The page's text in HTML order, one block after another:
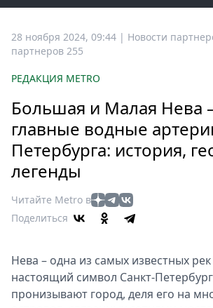
Все
новости
Петербург
Мир
Здоровье
Еда
Туризм
Мода
Театр
Книги
Выставки
28 ноября 2024, 09:44 | Новости
партнеров 255
РЕДАКЦИЯ METRO
Большая и Малая Нева
главные водные
Петербурга: история,
легенды
Читайте Metro в
Поделиться
Нева – одна из самых известных
настоящий символ Санкт-
пронизывают город, деля его на